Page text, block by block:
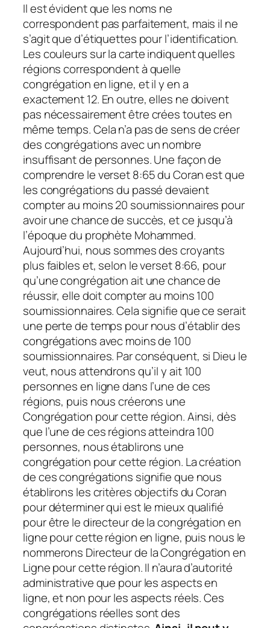
Il est évident que les noms ne
correspondent pas parfaitement, mais il ne
s’agit que d’étiquettes pour l’identification.
Les couleurs sur la carte indiquent quelles
régions correspondent à quelle
congrégation en ligne, et il y en a
exactement 12. En outre, elles ne doivent
pas nécessairement être crées toutes en
même temps. Cela n’a pas de sens de créer
des congrégations avec un nombre
insuffisant de personnes. Une façon de
comprendre le verset 8:65 du Coran est que
les congrégations du passé devaient
compter au moins 20 soumissionnaires pour
avoir une chance de succès, et ce jusqu’à
l’époque du prophète Mohammed.
Aujourd’hui, nous sommes des croyants
plus faibles et, selon le verset 8:66, pour
qu’une congrégation ait une chance de
réussir, elle doit compter au moins 100
soumissionnaires. Cela signifie que ce serait
une perte de temps pour nous d’établir des
congrégations avec moins de 100
soumissionnaires. Par conséquent, si Dieu le
veut, nous attendrons qu’il y ait 100
personnes en ligne dans l’une de ces
régions, puis nous créerons une
Congrégation pour cette région. Ainsi, dès
que l’une de ces régions atteindra 100
personnes, nous établirons une
congrégation pour cette région. La création
de ces congrégations signifie que nous
établirons les critères objectifs du Coran
pour déterminer qui est le mieux qualifié
pour être le directeur de la congrégation en
ligne pour cette région en ligne, puis nous le
nommerons Directeur de la Congrégation en
Ligne pour cette région. Il n’aura d’autorité
administrative que pour les aspects en
ligne, et non pour les aspects réels. Ces
congrégations réelles sont des